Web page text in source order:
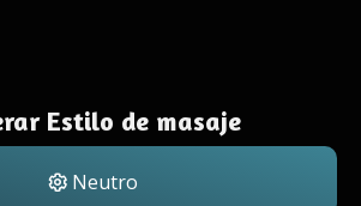
Estilo de masaje
Neutro